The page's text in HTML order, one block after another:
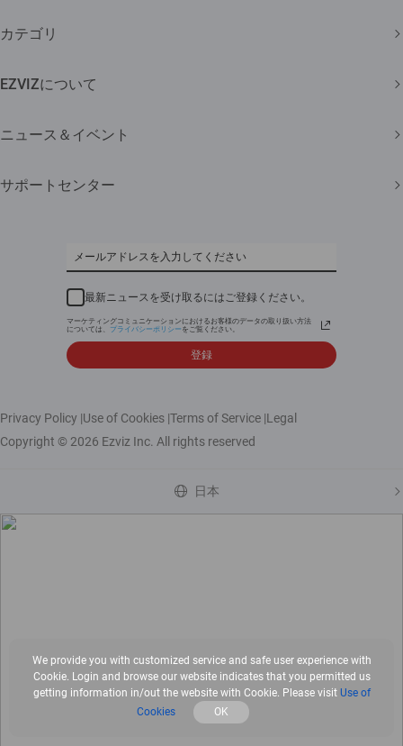
カテゴリ
EZVIZについて
Trust Center
ニュース＆イベント
サポートセンター
最新ニュースを受け取るにはご登録ください。
マーケティングコミュニケーションにおけるお客様のデータの取り扱い方法
については、
プライバシーポリシー をご覧ください。
登録
Privacy Policy |Use of Cookies |Terms of Service |Legal
Copyright © 2026 Ezviz Inc. All rights reserved
日本
We provide you with customized service and safe user experience with
Cookie. Login and browse our website indicates that you permitted us
getting information in/out the website with Cookie. Please visit Use of
Cookies
OK